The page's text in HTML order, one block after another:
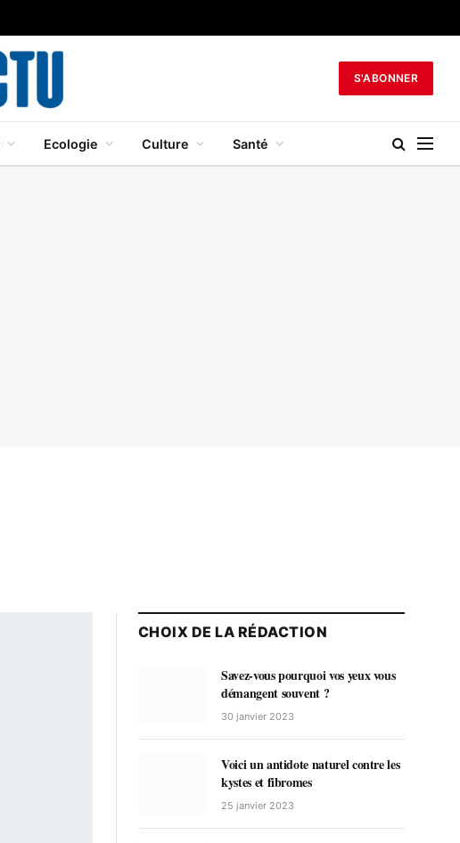
S'ABONNER
Ecologie Culture Santé
CHOIX DE LA RÉDACTION
Savez-vous pourquoi vos yeux vous
démangent souvent ?
30 janvier 2023
Voici un antidote naturel contre les
kystes et fibromes
25 janvier 2023